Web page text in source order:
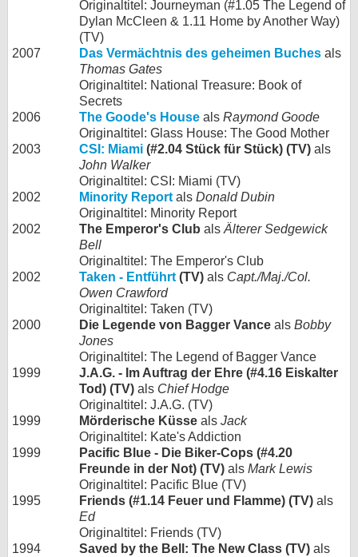
Originaltitel: Journeyman (#1.05 The Legend of
Dylan McCleen & 1.11 Home by Another Way)
(TV)
2007
Das Vermächtnis des geheimen Buches als
Thomas Gates
Originaltitel: National Treasure: Book of
Secrets
2006
The Goode's House als Raymond Goode
Originaltitel: Glass House: The Good Mother
2003
CSI: Miami (#2.04 Stück für Stück) (TV) als
John Walker
Originaltitel: CSI: Miami (TV)
2002
Minority Report als Donald Dubin
Originaltitel: Minority Report
2002
The Emperor's Club als Älterer Sedgewick
Bell
Originaltitel: The Emperor's Club
2002
Taken - Entführt (TV) als Capt./Maj./Col.
Owen Crawford
Originaltitel: Taken (TV)
2000
Die Legende von Bagger Vance als Bobby
Jones
Originaltitel: The Legend of Bagger Vance
1999
J.A.G. - Im Auftrag der Ehre (#4.16 Eiskalter
Tod) (TV) als Chief Hodge
Originaltitel: J.A.G. (TV)
1999
Mörderische Küsse als Jack
Originaltitel: Kate's Addiction
1999
Pacific Blue - Die Biker-Cops (#4.20
Freunde in der Not) (TV) als Mark Lewis
Originaltitel: Pacific Blue (TV)
1995
Friends (#1.14 Feuer und Flamme) (TV) als
Ed
Originaltitel: Friends (TV)
1994
Saved by the Bell: The New Class (TV) als